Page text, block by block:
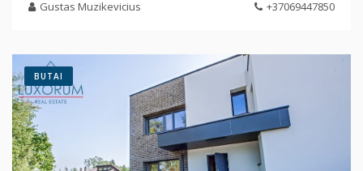
Gustas Muzikevicius +37069447850
BUTAI